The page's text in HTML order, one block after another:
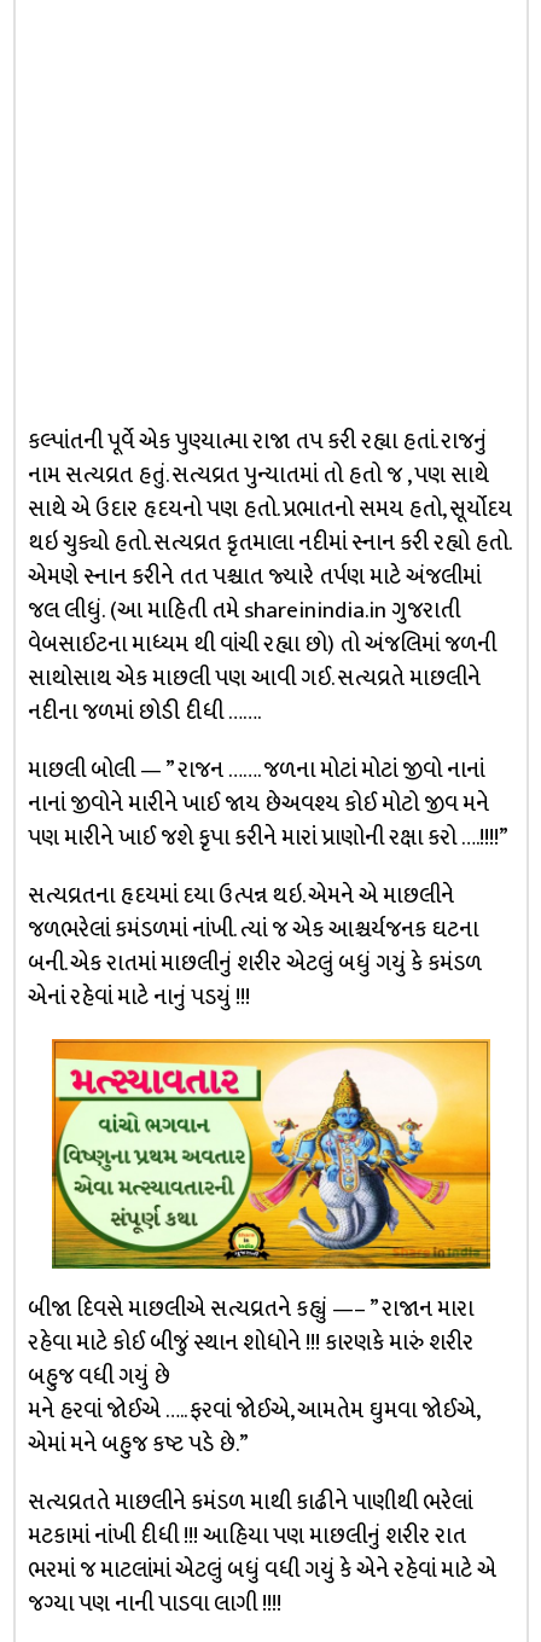
કલ્પાંતની પૂર્વે એક પુણ્યાત્મા રાજા તપ કરી રહ્યા હતાં. રાજનું
નામ સત્યવ્રત હતું. સત્યવ્રત પુન્યાતમાં તો હતો જ , પણ સાથે
સાથે એ ઉદાર હૃદયનો પણ હતો. પ્રભાતનો સમય હતો, સૂર્યોદય
થઇ ચુક્યો હતો. સત્યવ્રત કૃતમાલા નદીમાં સ્નાન કરી રહ્યો હતો.
એમણે સ્નાન કરીને તત પશ્ચાત જ્યારે તર્પણ માટે અંજલીમાં
જલ લીધું. (આ માહિતી તમે shareinindia.in ગુજરાતી
વેબસાઈટના માધ્યમ થી વાંચી રહ્યા છો) તો અંજલિમાં જળની
સાથોસાથ એક માછલી પણ આવી ગઈ. સત્યવ્રતે માછલીને
નદીના જળમાં છોડી દીધી …….
માછલી બોલી — ” રાજન ……. જળના મોટાં મોટાં જીવો નાનાં
નાનાં જીવોને મારીને ખાઈ જાય છેઅવશ્ય કોઈ મોટો જીવ મને
પણ મારીને ખાઈ જશે કૃપા કરીને મારાં પ્રાણોની રક્ષા કરો ….!!!!”
સત્યવ્રતના હૃદયમાં દયા ઉત્પન્ન થઇ. એમને એ માછલીને
જળભરેલાં કમંડળમાં નાંખી. ત્યાં જ એક આશ્ચર્યજનક ઘટના
બની. એક રાતમાં માછલીનું શરીર એટલું બધું ગયું કે કમંડળ
એનાં રહેવાં માટે નાનું પડયું !!!
બીજા દિવસે માછલીએ સત્યવ્રતને કહ્યું —– ” રાજાન મારા
રહેવા માટે કોઈ બીજું સ્થાન શોધોને !!! કારણકે મારું શરીર
બહુજ વધી ગયું છે
મને હરવાં જોઈએ ….. ફરવાં જોઈએ, આમતેમ ઘુમવા જોઈએ,
એમાં મને બહુજ કષ્ટ પડે છે.”
સત્યવ્રતતે માછલીને કમંડળ માથી કાઢીને પાણીથી ભરેલાં
મટકામાં નાંખી દીધી !!! આહિયા પણ માછલીનું શરીર રાત
ભરમાં જ માટલાંમાં એટલું બધું વધી ગયું કે એને રહેવાં માટે એ
જગ્યા પણ નાની પાડવા લાગી !!!!